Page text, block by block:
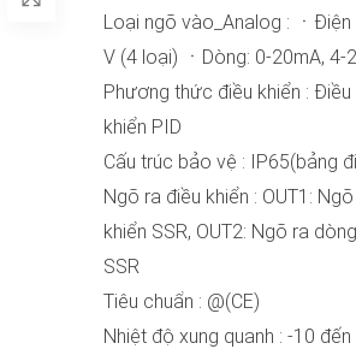
Loại ngõ vào_Analog : ㆍĐiện
V (4 loại) ㆍDòng: 0-20mA, 4-
Phương thức điều khiển : Điều
khiển PID
Cấu trúc bảo vệ : IP65(bảng
Ngõ ra điều khiển : OUT1:
khiển SSR, OUT2: Ngõ ra
SSR
Tiêu chuẩn : @(CE)
Nhiệt độ xung quanh : -10